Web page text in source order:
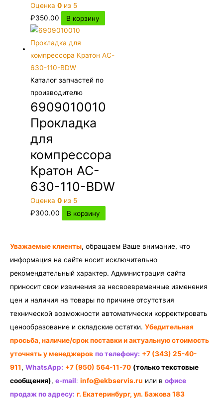
Оценка0 из 5
₽350.00 В корзину
Каталог запчастей по
производителю
6909010010
Прокладка
для
компрессора
Кратон AC-
630-110-BDW
Оценка0 из 5
₽300.00 В корзину
Уважаемые клиенты, обращаем Ваше внимание, что
информация на сайте носит исключительно
рекомендательный характер. Администрация сайта
приносит свои извинения за несвоевременные изменения
цен и наличия на товары по причине отсутствия
технической возможности автоматически корректировать
ценообразование и складские остатки. Убедительная
просьба, наличие/срок поставки и актуальную стоимость
уточнять у менеджеров по телефону: +7 (343) 25-40-
911, WhatsApp: +7 (950) 564-11-70 (только текстовые
сообщения), e-mail: info@ekbservis.ru или в офисе
продаж по адресу: г. Екатеринбург, ул. Бажова 183